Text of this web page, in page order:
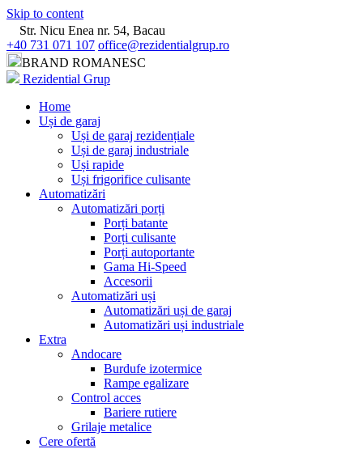
Skip to content
Str. Nicu Enea nr. 54, Bacau
+40 731 071 107 office@rezidentialgrup.ro
BRAND ROMANESC
Rezidential Grup
Home
Uși de garaj
Uși de garaj rezidențiale
Uși de garaj industriale
Uși rapide
Uși frigorifice culisante
Automatizări
Automatizări porți
Porți batante
Porți culisante
Porți autoportante
Gama Hi-Speed
Accesorii
Automatizări uși
Automatizări uși de garaj
Automatizări uși industriale
Extra
Andocare
Burdufe izotermice
Rampe egalizare
Control acces
Bariere rutiere
Grilaje metalice
Cere ofertă